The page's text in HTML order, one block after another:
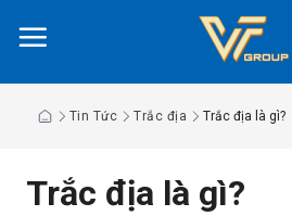
đến
dung
Tin Tức Trắc địa Trắc địa là gì?
Trắc địa là gì?